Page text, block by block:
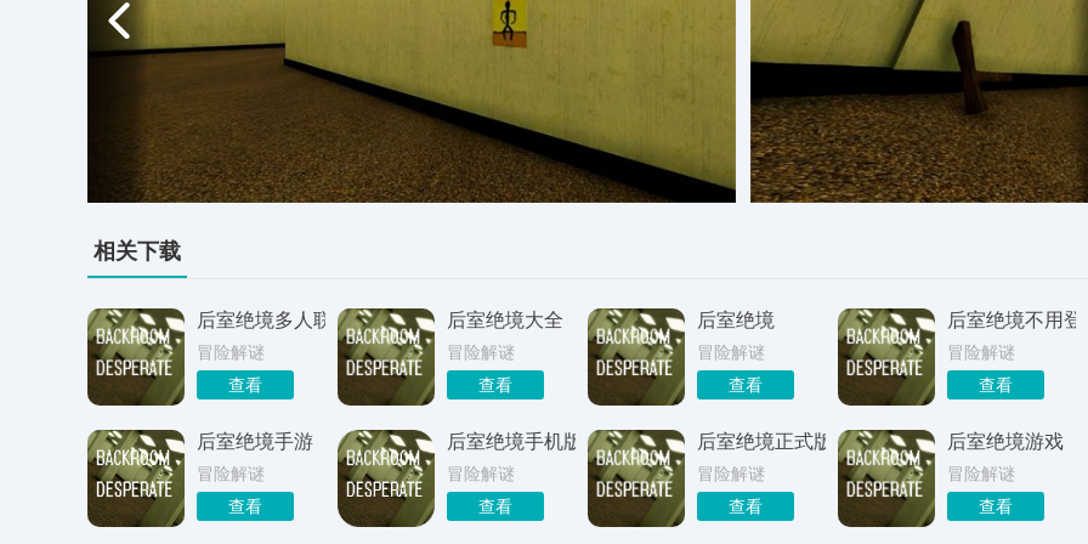
相关下载
后室绝境多人联机版
冒险解谜
查看
后室绝境大全
冒险解谜
查看
后室绝境
冒险解谜
查看
后室绝境不用登
冒险解谜
查看
后室绝境手游
冒险解谜
查看
后室绝境手机版
冒险解谜
查看
后室绝境正式版
冒险解谜
查看
后室绝境游戏
冒险解谜
查看